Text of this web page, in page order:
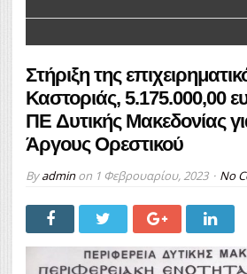
Στήριξη της
Καστοριάς, 5.175.000,00
ΠE Δυτικής Μακεδονίας
Άργους Ορεστικού
Byadminon 1 Φεβρουαρίου, 2023 No